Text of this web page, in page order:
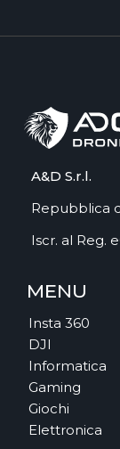
A&D S.r.l.
Repubblica
Iscr. al Reg.
MENU
Insta 360
DJI
Informatica
Gaming
Giochi
Elettronica